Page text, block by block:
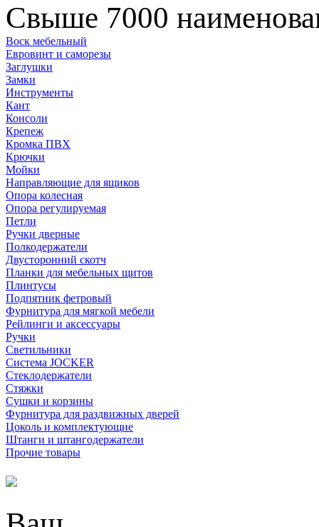
Свыше 7000
Воск мебельный
Евровинт и саморезы
Заглушки
Замки
Инструменты
Кант
Консоли
Крепеж
Кромка ПВХ
Крючки
Мойки
Направляющие для ящиков
Опора колесная
Опора регулируемая
Петли
Ручки дверные
Полкодержатели
Двусторонний скотч
Планки для мебельных щитов
Плинтусы
Подпятник фетровый
Фурнитура для мягкой мебели
Рейлинги и аксессуары
Ручки
Светильники
Система JOCKER
Стеклодержатели
Стяжки
Сушки и корзины
Фурнитура для раздвижных дверей
Цоколь и комплектующие
Штанги и штангодержатели
Прочие товары